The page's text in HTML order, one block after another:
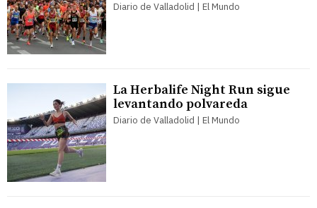
Diario de Valladolid | El Mundo
La Herbalife Night Run sigue
levantando polvareda
Diario de Valladolid | El Mundo